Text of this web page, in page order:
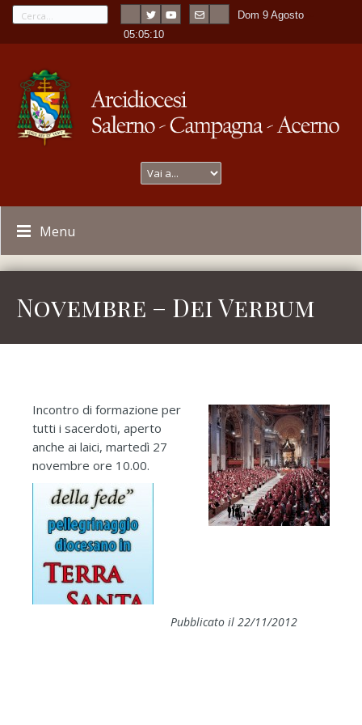
Dom 9 Agosto
-05:05:10
Menu
Novembre – Dei Verbum
Incontro di formazione per
tutti i sacerdoti, aperto
anche ai laici, martedì 27
novembre ore 10.00.
Pubblicato il 22/11/2012